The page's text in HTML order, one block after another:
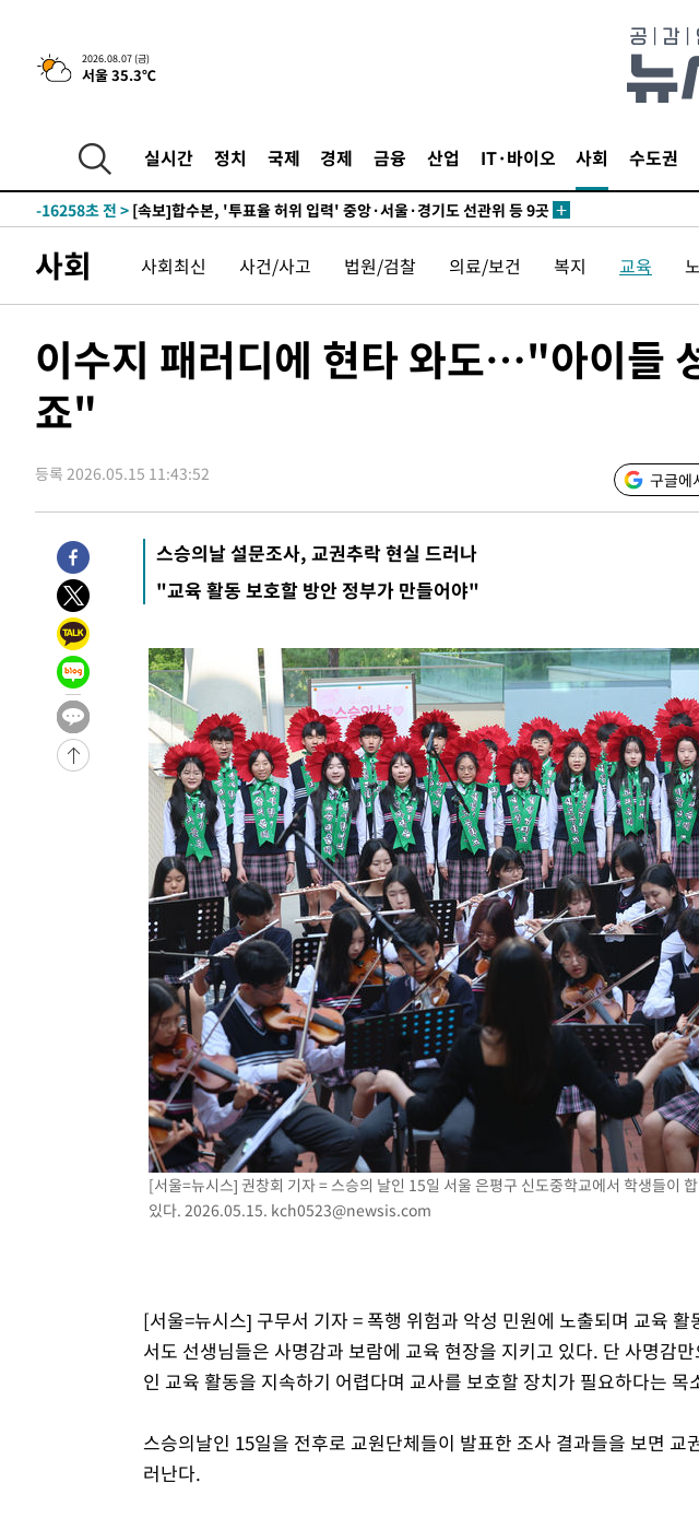
2026.08.07 (금)
서울 35.3℃
실시간 정치 국제 경제 금융 산업 IT·바이오 사회 수도권
-19420초 전 >민주 콩고 에볼라환자 4천명 돌파, 4053명 발생 1850명 사망
-16377초 전 >
[속보]경찰·노동부, HL만도 평택사업장 끼임 사망 관련 압수수색
압수수색
-16013초 전 > [속보]원·달러 환율, 오전 9시 1423.8원
-15795초 전 >
[속보]코스닥, 5.95포인트(0.74%) 상승한 807.62개장
-15763초 전 >[속보]코스피, 6300선 재탈환…1.09% 오른 6365.07 개장
-12928초 전 >
시리아 다마스쿠스 교외에서 미니버스 폭발.. 14명 부상, 3명은 중
태
-12226초 전 >입추에도 극한더위…서울 낮 39도 '폭염중대경보'
-7190초 전 >
례 큰 폭발음
-5905초 전 >
-30489초 전 >[속보]국힘 윤리위, '돌려차기 발언' 진종오·서범수 징계 절차 개시
-25814초 전 >
[속보] 7월 중국 수출 23.9%↑ 수입 27.5%↑…무역총액
25.3%↑
-22974초 전 >
[속보]'채상병 순직 책임' 임성근, 항소심도 징역 3년
-22840초 전 >
[속보]종합특검, '관저이전 봐주기 감사' 유병호 구속기소
-19440초 전 >
-18690초 전 >
[속보]'300억원대 사기 혐의' 차가원 대표 구속 송치
-17884초 전 >
"미 전국적 살모네라 식중독 원인은 멕시코산 할라피뇨"-- CDC
-16397초 전 >
[속보]경찰·노동부, HL만도 평택사업장 끼임 사망 관련 압수수색
-16278초 전 >
[속보]합수본, '투표율 허위 입력' 중앙·서울·경기도 선관위 등 9곳
[속보]원·달러 환율, 오전 9시 1423.8원
[속보]삼성전자·SK하이닉스 동반 강보합…1%대 상승 출발
[속보]코스닥, 5.95포인트(0.74%) 상승한 807.62개장
[속보]코스피, 6300선 재탈환…1.09% 오른 6365.07 개장
시리아 다마스쿠스 교외에서 미니버스 폭발.. 14명 부상, 3명은 중
입추에도 극한더위…서울 낮 39도 '폭염중대경보'
이란, 호르무즈서 "적국 목표물들"과 대치로 남부 케슘섬에서 두차
[속보]美, 폴리실리콘 수입 규제…파생제품 15% 관세, 120일 후 발
[속보]트럼프, 美 원정출산 금지 행정명령 서명
[속보] 뉴욕증시, 일제 하락 마감…나스닥 0.06%↓
사회 사회최신 사건/사고 법원/검찰 의료/보건 복지 교육
이수지 패러디에 현타 와도…"아이들
죠"
등록 2026.05.15 11:43:52 구글에
스승의날 설문조사, 교권추락 현실 드러나
"교육 활동 보호할 방안 정부가 만들어야"
[서울=뉴시스] 권창회 기자 = 스승의 날인 15일 서울 은평구 신도중학교에서 학생들이
있다. 2026.05.15. kch0523@newsis.com
[서울=뉴시스] 구무서 기자 = 폭행 위험과 악성 민원에 노출되며 교육
서도 선생님들은 사명감과 보람에 교육 현장을 지키고 있다. 단 사명감
인 교육 활동을 지속하기 어렵다며 교사를 보호할 장치가 필요하다는 목
스승의날인 15일을 전후로 교원단체들이 발표한 조사 결과들을 보면 교
러난다.